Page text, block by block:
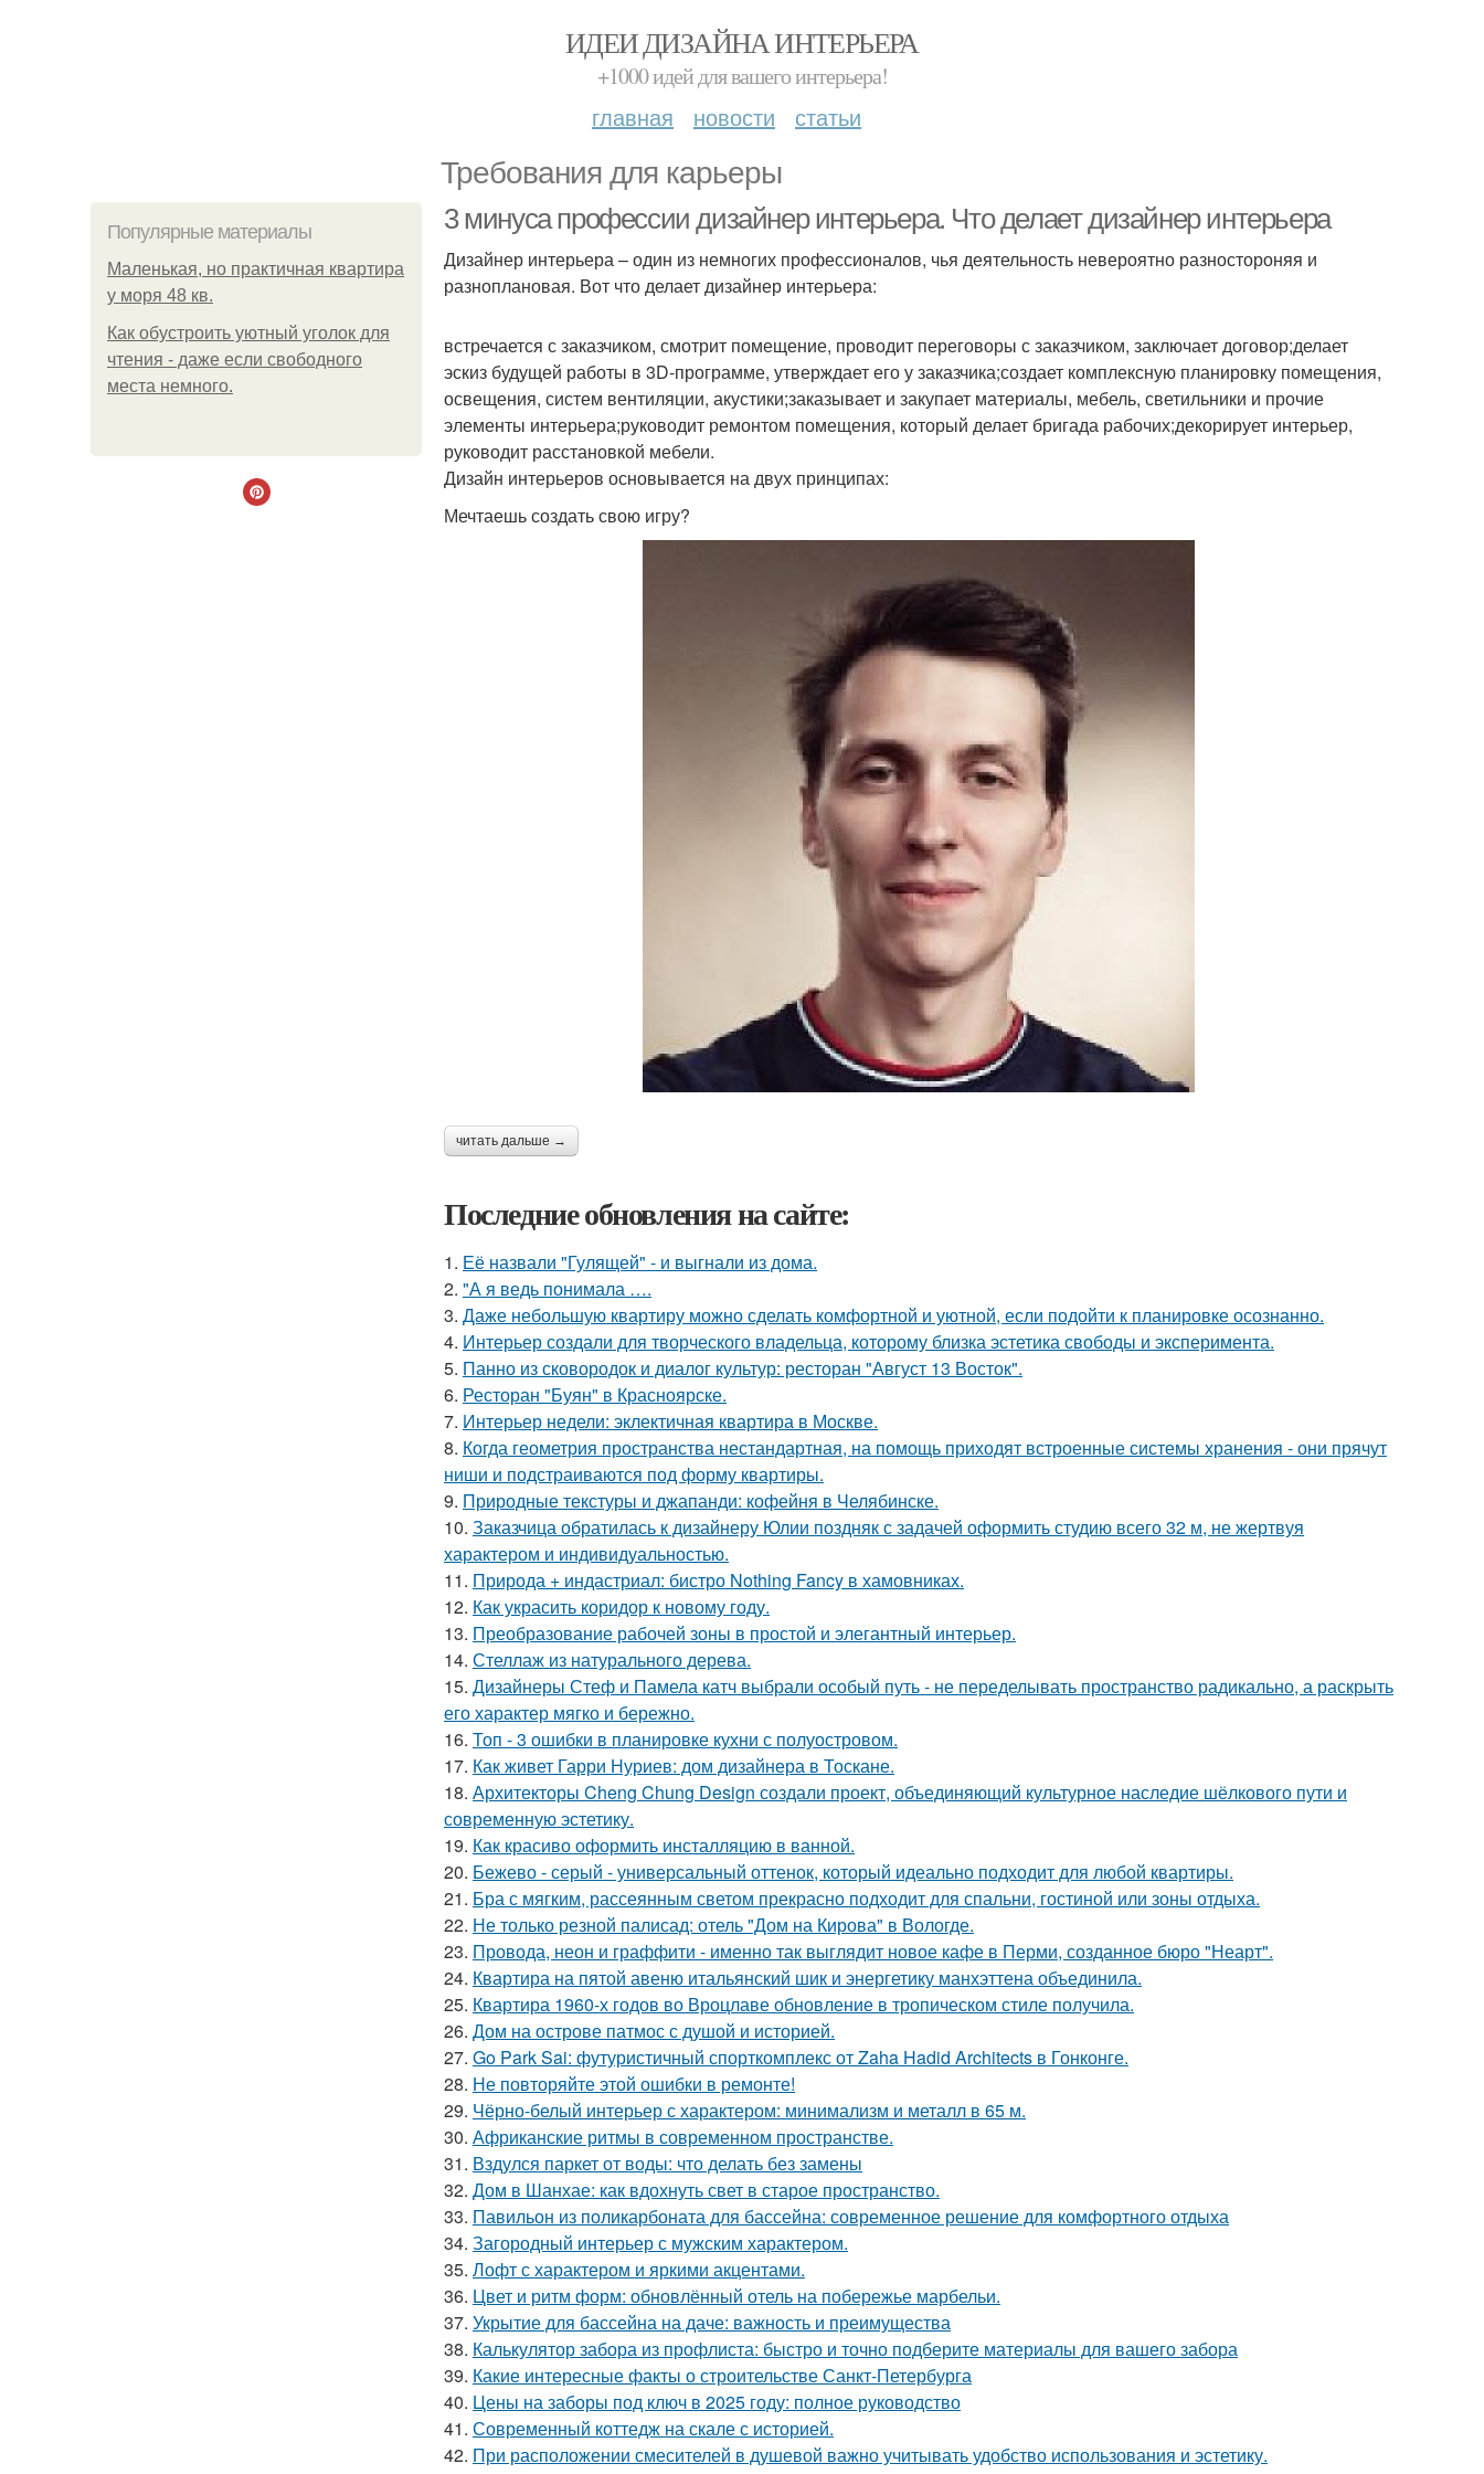
ИДЕИ ДИЗАЙНА ИНТЕРЬЕРА
+1000 идей для вашего интерьера!
главная новости статьи
Требования для карьеры
Популярные материалы
Маленькая, но практичная квартира
у моря 48 кв.
Как обустроить уютный уголок для
чтения - даже если свободного
места немного.
3 минуса профессии дизайнер интерьера. Что делает дизайнер интерьера
Дизайнер интерьера – один из немногих профессионалов, чья деятельность невероятно разностороняя и
разноплановая. Вот что делает дизайнер интерьера:
встречается с заказчиком, смотрит помещение, проводит переговоры с заказчиком, заключает договор;делает
эскиз будущей работы в 3D-программе, утверждает его у заказчика;создает комплексную планировку помещения,
освещения, систем вентиляции, акустики;заказывает и закупает материалы, мебель, светильники и прочие
элементы интерьера;руководит ремонтом помещения, который делает бригада рабочих;декорирует интерьер,
руководит расстановкой мебели.
Дизайн интерьеров основывается на двух принципах:
Мечтаешь создать свою игру?
читать дальше →
Последние обновления на сайте:
1. Её назвали "Гулящей" - и выгнали из дома.
2. "А я ведь понимала ….
3. Даже небольшую квартиру можно сделать комфортной и уютной, если подойти к планировке осознанно.
4. Интерьер создали для творческого владельца, которому близка эстетика свободы и эксперимента.
5. Панно из сковородок и диалог культур: ресторан "Август 13 Восток".
6. Ресторан "Буян" в Красноярске.
7. Интерьер недели: эклектичная квартира в Москве.
8. Когда геометрия пространства нестандартная, на помощь приходят встроенные системы хранения - они прячут
ниши и подстраиваются под форму квартиры.
9. Природные текстуры и джапанди: кофейня в Челябинске.
10. Заказчица обратилась к дизайнеру Юлии поздняк с задачей оформить студию всего 32 м, не жертвуя
характером и индивидуальностью.
11. Природа + индастриал: бистро Nothing Fancy в хамовниках.
12. Как украсить коридор к новому году.
13. Преобразование рабочей зоны в простой и элегантный интерьер.
14. Стеллаж из натурального дерева.
15. Дизайнеры Стеф и Памела катч выбрали особый путь - не переделывать пространство радикально, а раскрыть
его характер мягко и бережно.
16. Топ - 3 ошибки в планировке кухни с полуостровом.
17. Как живет Гарри Нуриев: дом дизайнера в Тоскане.
18. Архитекторы Cheng Chung Design создали проект, объединяющий культурное наследие шёлкового пути и
современную эстетику.
19. Как красиво оформить инсталляцию в ванной.
20. Бежево - серый - универсальный оттенок, который идеально подходит для любой квартиры.
21. Бра с мягким, рассеянным светом прекрасно подходит для спальни, гостиной или зоны отдыха.
22. Не только резной палисад: отель "Дом на Кирова" в Вологде.
23. Провода, неон и граффити - именно так выглядит новое кафе в Перми, созданное бюро "Неарт".
24. Квартира на пятой авеню итальянский шик и энергетику манхэттена объединила.
25. Квартира 1960-х годов во Вроцлаве обновление в тропическом стиле получила.
26. Дом на острове патмос с душой и историей.
27. Go Park Sai: футуристичный спорткомплекс от Zaha Hadid Architects в Гонконге.
28. Не повторяйте этой ошибки в ремонте!
29. Чёрно-белый интерьер с характером: минимализм и металл в 65 м.
30. Африканские ритмы в современном пространстве.
31. Вздулся паркет от воды: что делать без замены
32. Дом в Шанхае: как вдохнуть свет в старое пространство.
33. Павильон из поликарбоната для бассейна: современное решение для комфортного отдыха
34. Загородный интерьер с мужским характером.
35. Лофт с характером и яркими акцентами.
36. Цвет и ритм форм: обновлённый отель на побережье марбельи.
37. Укрытие для бассейна на даче: важность и преимущества
38. Калькулятор забора из профлиста: быстро и точно подберите материалы для вашего забора
39. Какие интересные факты о строительстве Санкт-Петербурга
40. Цены на заборы под ключ в 2025 году: полное руководство
41. Современный коттедж на скале с историей.
42. При расположении смесителей в душевой важно учитывать удобство использования и эстетику.